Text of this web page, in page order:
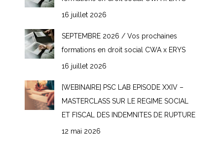
16 juillet 2026
SEPTEMBRE 2026 / Vos prochaines
formations en droit social CWA x ERYS
16 juillet 2026
[WEBINAIRE] PSC LAB EPISODE XXIV –
MASTERCLASS SUR LE REGIME SOCIAL
ET FISCAL DES INDEMNITES DE RUPTURE
12 mai 2026